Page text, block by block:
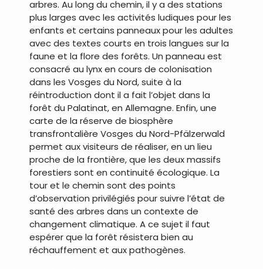
arbres. Au long du chemin, il y a des stations
plus larges avec les activités ludiques pour les
enfants et certains panneaux pour les adultes
avec des textes courts en trois langues sur la
faune et la flore des forêts. Un panneau est
consacré au lynx en cours de colonisation
dans les Vosges du Nord, suite à la
réintroduction dont il a fait l’objet dans la
forêt du Palatinat, en Allemagne. Enfin, une
carte de la réserve de biosphère
transfrontalière Vosges du Nord-Pfälzerwald
permet aux visiteurs de réaliser, en un lieu
proche de la frontière, que les deux massifs
forestiers sont en continuité écologique. La
tour et le chemin sont des points
d’observation privilégiés pour suivre l’état de
santé des arbres dans un contexte de
changement climatique. A ce sujet il faut
espérer que la forêt résistera bien au
réchauffement et aux pathogènes.